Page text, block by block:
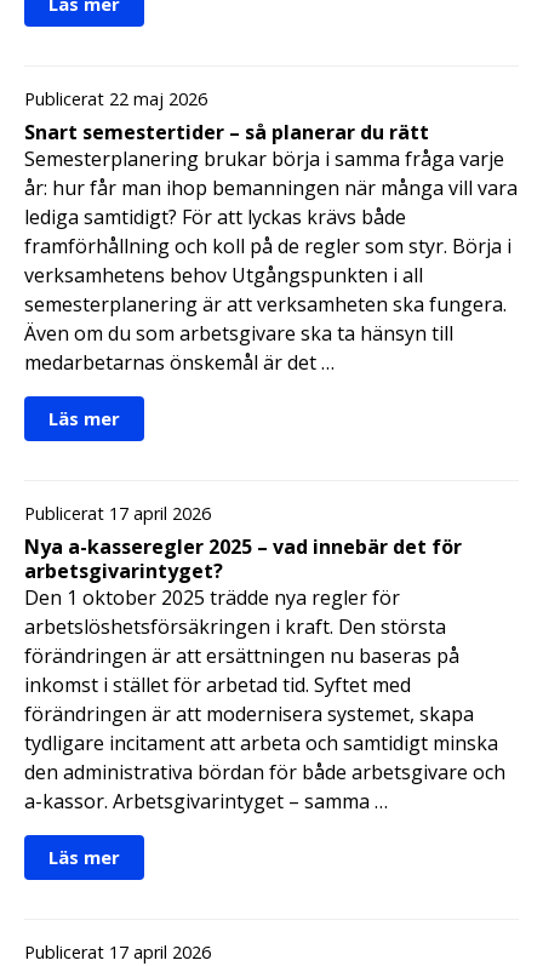
Publicerat 22 maj 2026
Snart semestertider – så planerar du rätt
Semesterplanering brukar börja i samma fråga varje
år: hur får man ihop bemanningen när många vill vara
lediga samtidigt? För att lyckas krävs både
framförhållning och koll på de regler som styr. Börja i
verksamhetens behov Utgångspunkten i all
semesterplanering är att verksamheten ska fungera.
Även om du som arbetsgivare ska ta hänsyn till
medarbetarnas önskemål är det …
Läs mer
Publicerat 17 april 2026
Nya a-kasseregler 2025 – vad innebär det för
arbetsgivarintyget?
Den 1 oktober 2025 trädde nya regler för
arbetslöshetsförsäkringen i kraft. Den största
förändringen är att ersättningen nu baseras på
inkomst i stället för arbetad tid. Syftet med
förändringen är att modernisera systemet, skapa
tydligare incitament att arbeta och samtidigt minska
den administrativa bördan för både arbetsgivare och
a-kassor. Arbetsgivarintyget – samma …
Läs mer
Publicerat 17 april 2026